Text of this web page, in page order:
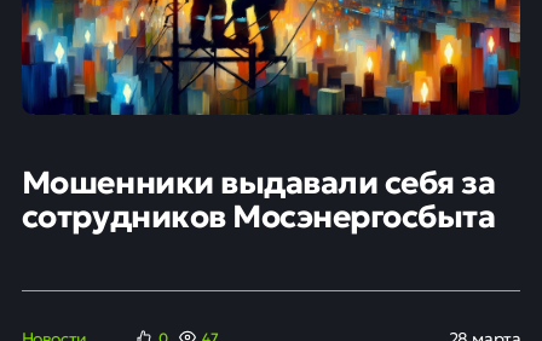
Мошенники выдавали себя за
сотрудников Мосэнергосбыта
0 47